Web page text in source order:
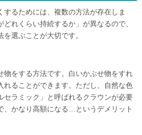
するためには、複数の方法が存在しま
れくらい持続するか」が異なるので、
選ぶことが大切です。
物をする方法です。白いかぶせ物をすれ
れることができます。ただし、自然な色
セラミック」と呼ばれるクラウンが必要
、かなり高額になる…というデメリット